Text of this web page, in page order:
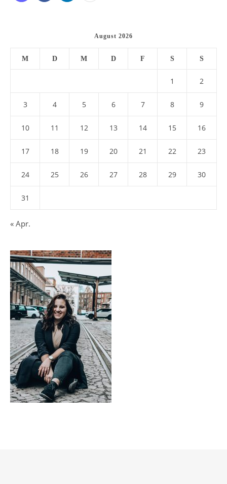
August 2026
M D M D F S S
1 2
3 4 5 6 7 8 9
10 11 12 13 14 15 16
17 18 19 20 21 22 23
24 25 26 27 28 29 30
31
« Apr.